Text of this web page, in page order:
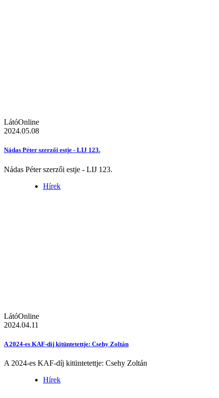
LátóOnline
2024.05.08
Nádas Péter szerzői estje - LIJ 123.
Nádas Péter szerzői estje - LIJ 123.
Hírek
LátóOnline
2024.04.11
A 2024-es KAF-díj kitüntetettje: Csehy Zoltán
A 2024-es KAF-díj kitüntetettje: Csehy Zoltán
Hírek